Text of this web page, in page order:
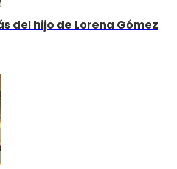
del hijo de Lorena Gómez